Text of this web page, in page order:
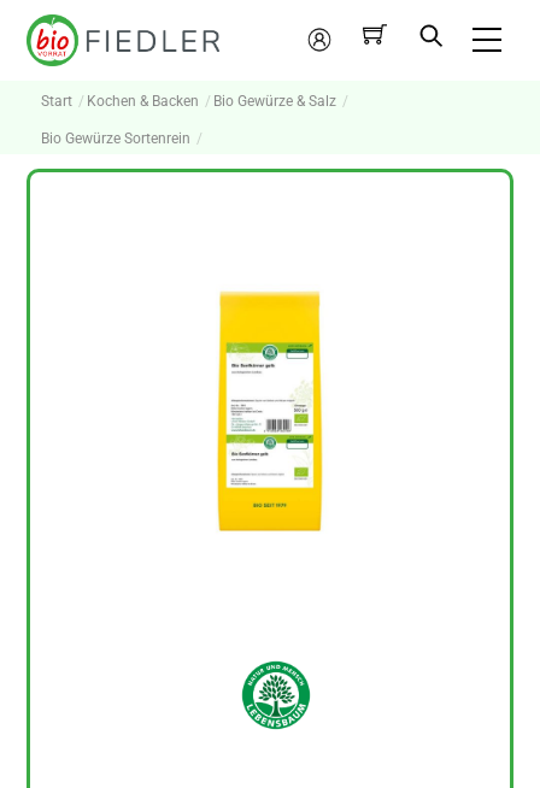
Skip
Mein
Konto
Start Kochen & Backen Bio Gewürze & Salz
Bio Gewürze Sortenrein